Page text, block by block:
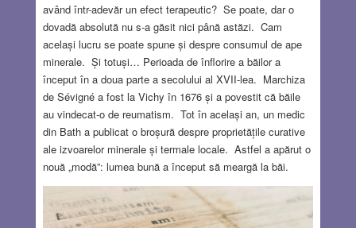
având într-adevăr un efect terapeutic? Se poate, dar o
dovadă absolută nu s-a găsit nici până astăzi. Cam
același lucru se poate spune și despre consumul de ape
minerale. Și totuși… Perioada de înflorire a băilor a
început în a doua parte a secolului al XVII-lea. Marchiza
de Sévigné a fost la Vichy în 1676 și a povestit că băile
au vindecat-o de reumatism. Tot în același an, un medic
din Bath a publicat o broșură despre proprietățile curative
ale izvoarelor minerale și termale locale. Astfel a apărut o
nouă „modă”: lumea bună a început să meargă la băi.
Desigur că mulți au lăudat virtuțile apei, dar să nu uităm
că acesteia i se adăuga schimbarea de decor, atmosfera
de vacanță, odihna. Atmosfera de la băi îmi amintește de